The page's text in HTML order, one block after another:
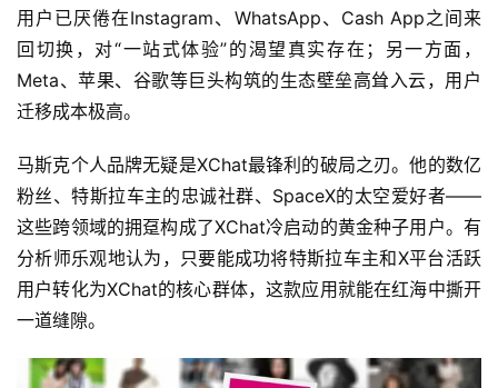
用户已厌倦在Instagram、WhatsApp、Cash App之间来
回切换，对“一站式体验”的渴望真实存在；另一方面，
Meta、苹果、谷歌等巨头构筑的生态壁垒高耸入云，用户
迁移成本极高。
马斯克个人品牌无疑是XChat最锋利的破局之刃。他的数亿
粉丝、特斯拉车主的忠诚社群、SpaceX的太空爱好者——
这些跨领域的拥趸构成了XChat冷启动的黄金种子用户。有
分析师乐观地认为，只要能成功将特斯拉车主和X平台活跃
用户转化为XChat的核心群体，这款应用就能在红海中撕开
一道缝隙。